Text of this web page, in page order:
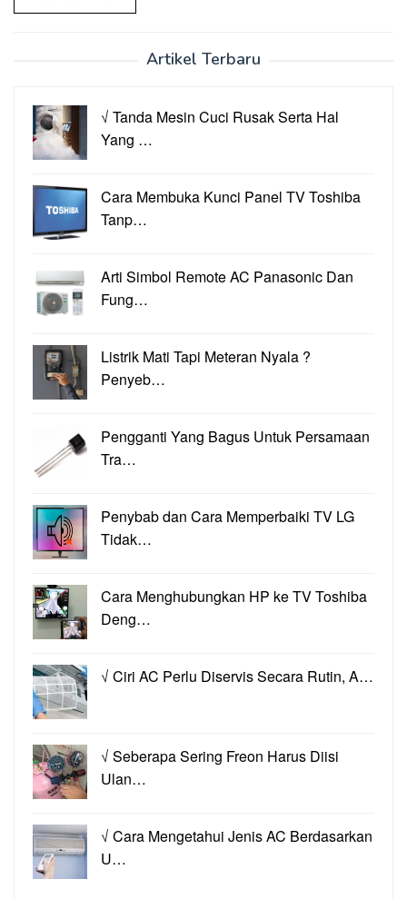
Artikel Terbaru
√ Tanda Mesin Cuci Rusak Serta Hal
Yang …
Cara Membuka Kunci Panel TV Toshiba
Tanp…
Arti Simbol Remote AC Panasonic Dan
Fung…
Listrik Mati Tapi Meteran Nyala ?
Penyeb…
Pengganti Yang Bagus Untuk Persamaan
Tra…
Penybab dan Cara Memperbaiki TV LG
Tidak…
Cara Menghubungkan HP ke TV Toshiba
Deng…
√ Ciri AC Perlu Diservis Secara Rutin, A…
√ Seberapa Sering Freon Harus Diisi
Ulan…
√ Cara Mengetahui Jenis AC Berdasarkan
U…